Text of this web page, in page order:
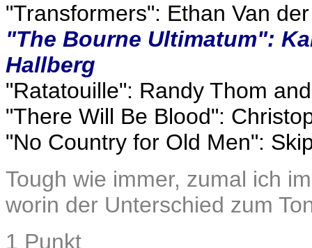
"Transformers": Ethan Van
"The Bourne Ultimatum":
Hallberg
"Ratatouille": Randy Thom
"There Will Be Blood":
"No Country for Old Men":
Tough wie immer, zumal ich
worin der Unterschied zum
1 Punkt